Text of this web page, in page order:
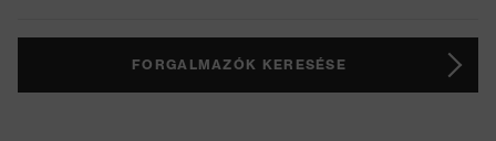
FORGALMAZÓK KERESÉSE